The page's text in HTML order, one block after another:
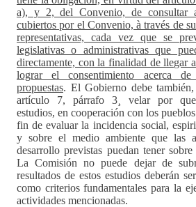
a), y 2, del Convenio, de consultar
cubiertos por el Convenio, à través de
representativas, cada vez que se
legislativas o administrativas que
directamente, con la finalidad de llegar
lograr el consentimiento acerca de
propuestas. El Gobierno debe
artículo 7, párrafo 3¸ velar por
estudios, en cooperación con los
fin de evaluar la incidencia social,
y sobre el medio ambiente que las
desarrollo previstas puedan tener sobre
La Comisión no puede dejar de
resultados de estos estudios deberán
como criterios fundamentales para la
actividades mencionadas.